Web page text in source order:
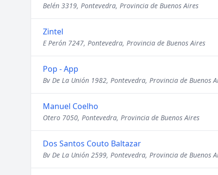
Belén 3319, Pontevedra, Provincia de Buenos Aires
Zintel
E Perón 7247, Pontevedra, Provincia de Buenos Aires
Pop - App
Bv De La Unión 1982, Pontevedra, Provincia de Buenos
Manuel Coelho
Otero 7050, Pontevedra, Provincia de Buenos Aires
Dos Santos Couto Baltazar
Bv De La Unión 2599, Pontevedra, Provincia de Buenos